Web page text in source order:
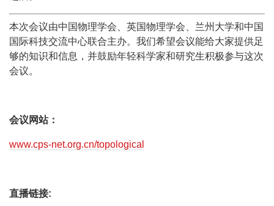
本次会议由中国物理学会、英国物理学会、兰州大学和中国
国际科技交流中心联合主办。我们希望会议能给大家提供足
够的知识和信息，并鼓励年轻科学家和研究生积极参与这次
会议。
会议网站：
www.cps-net.org.cn/topological
直播链接: